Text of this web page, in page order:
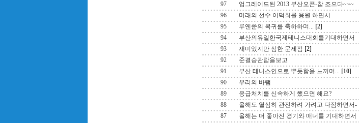
97
업그레이드된 2013 부산오픈-참 조으다~~~
96
미래의 선수 이덕희를 응원 하면서
95
루옌쑨의 복귀를 축하하며... [2]
94
부산의유일한국제테니스대회를기대하면서
93
재미있지만 심한 문제점 [2]
92
준결승관람을보고
91
부산 테니스인으로 뿌듯함을 느끼며... [10]
90
우리의 바램
89
응급처치를 신속하게 했으면 해요?
88
올해도 열심히 관전하려 가려고 다짐하면서-
87
올해는 더 좋아진 경기와 매너를 기대하면서